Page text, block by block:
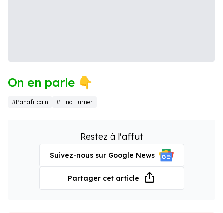
On en parle 👇
#Panafricain #Tina Turner
Restez à l'affut
Suivez-nous sur Google News
Partager cet article